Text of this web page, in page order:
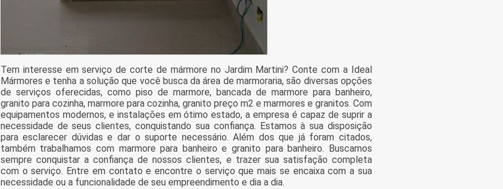
Tem interesse em serviço de corte de mármore no Jardim Martini? Conte com a Ideal
Mármores e tenha a solução que você busca da área de marmoraria, são diversas opções
de serviços oferecidas, como piso de marmore, bancada de marmore para banheiro,
granito para cozinha, marmore para cozinha, granito preço m2 e marmores e granitos. Com
equipamentos modernos, e instalações em ótimo estado, a empresa é capaz de suprir a
necessidade de seus clientes, conquistando sua confiança. Estamos à sua disposição
para esclarecer dúvidas e dar o suporte necessário. Além dos que já foram citados,
também trabalhamos com marmore para banheiro e granito para banheiro. Buscamos
sempre conquistar a confiança de nossos clientes, e trazer sua satisfação completa
com o serviço. Entre em contato e encontre o serviço que mais se encaixa com a sua
necessidade ou a funcionalidade de seu empreendimento e dia a dia.